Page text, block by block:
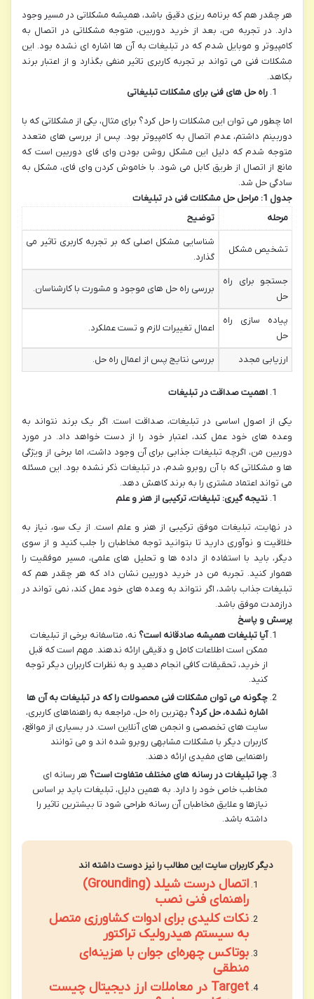
هر چقدر هم که برنامه ریزی دقیق باشد، همیشه مشکلاتی در مسیر وجود
دارد. در تجربه من، بعد از خرید دوربین، متوجه مشکلاتی در اتصال به
کامپیوتر و موبایل شدم که در تبلیغات به آن ها اشاره ای نشده بود. این
مشکلات فنی می تواند بر تجربه کاربری تاثیر منفی بگذارد و از اعتبار برند
بکاهد.
راه حل های فنی برای مشکلات تبلیغاتی
اما چطور می توان این مشکلات را حل کرد؟ برای مثال، یکی از مشکلاتی که با
دوربینم داشتم، عدم اتصال به کامپیوتر بود. پس از بررسی های متعدد
متوجه شدم که دلیل این مشکل روشن بودن وای فای دوربین است که
مانع از اتصال از طریق کابل می شود. با خاموش کردن وای فای، مشکل به
سادگی حل شد.
جدول 1: مراحل حل مشکلات فنی در تبلیغات
مرحله
توضیح
تشخیص مشکل
شناسایی مشکل اصلی که بر تجربه کاربری تاثیر می
گذارد.
جستجو برای راه
حل
بررسی راه حل های موجود و مشورت با کارشناسان.
پیاده سازی راه
حل
اعمال تغییرات لازم و تست عملکرد.
ارزیابی مجدد بررسی نتایج پس از اعمال راه حل.
اهمیت صداقت در تبلیغات
یکی از اصول اساسی در تبلیغات، صداقت است. اگر یک برند نتواند به
وعده های خود عمل کند، اعتبار خود را از دست خواهد داد. در مورد
دوربین من، اگرچه تبلیغات جذابی برای آن وجود داشت، اما برخی از ویژگی
ها و مشکلاتی که با آن روبرو شدم، در تبلیغات ذکر نشده بود. این مسئله
می تواند اعتماد مشتری را به برند کاهش دهد.
نتیجه گیری: تبلیغات، ترکیبی از هنر و علم
در نهایت، تبلیغات موفق ترکیبی از هنر و علم است. از یک سو، نیاز به
خلاقیت و نوآوری دارید تا بتوانید توجه مخاطبان را جلب کنید و از سوی
دیگر، باید با استفاده از داده ها و تحلیل های علمی، مسیر موفقیت را
هموار کنید. تجربه من در خرید دوربین نشان داد که هر چقدر هم که
تبلیغات جذاب باشد، اگر نتواند به وعده های خود عمل کند، نمی تواند در
درازمدت موفق باشد.
پرسش و پاسخ
آیا تبلیغات همیشه صادقانه است؟ نه، متاسفانه برخی از تبلیغات
ممکن است اطلاعات کامل و دقیقی ارائه ندهند. مهم است که قبل
از خرید، تحقیقات کافی انجام دهید و به نظرات کاربران دیگر توجه
کنید.
چگونه می توان مشکلات فنی محصولات را که در تبلیغات به آن ها
اشاره نشده، حل کرد؟ بهترین راه حل، مراجعه به راهنماهای کاربری،
سایت های تخصصی و انجمن های آنلاین است. در بسیاری از مواقع،
کاربران دیگر با مشکلات مشابهی روبرو شده اند و می توانند
راهنمایی های مفیدی ارائه دهند.
چرا تبلیغات در رسانه های مختلف متفاوت است؟ هر رسانه ای
مخاطب خاص خود را دارد. به همین دلیل، تبلیغات باید بر اساس
نیازها و علایق مخاطبان آن رسانه طراحی شود تا بیشترین تاثیر را
داشته باشد.
دیگر کاربران سایت این مطالب را نیز دوست داشته اند
اتصال درست شیلد (Grounding)
راهنمای فنی نصب
نکات کلیدی برای ادوات کشاورزی متصل
به سیستم هیدرولیک تراکتور
بوتاکس چهره‌ای جوان با هزینه‌ای
منطقی
Target در معاملات ارز دیجیتال چیست